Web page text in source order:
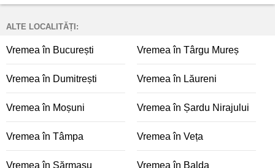
ALTE LOCALITĂȚI:
Vremea în București Vremea în Târgu Mureș
Vremea în Dumitrești Vremea în Lăureni
Vremea în Moșuni Vremea în Șardu Nirajului
Vremea în Tâmpa Vremea în Veța
Vremea în Sărmașu Vremea în Balda